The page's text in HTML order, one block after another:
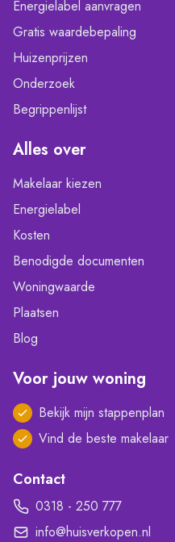
Energielabel aanvragen
Gratis waardebepaling
Huizenprijzen
Onderzoek
Begrippenlijst
Alles over
Makelaar kiezen
Energielabel
Kosten
Benodigde documenten
Woningwaarde
Plaatsen
Blog
Voor jouw woning
Bekijk mijn stappenplan
Vind de beste makelaar
Contact
0318 - 250 777
info@huisverkopen.nl